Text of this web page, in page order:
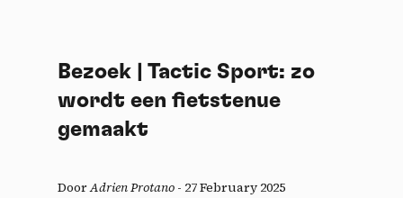
Bezoek | Tactic Sport: zo
wordt een fietstenue
gemaakt
DoorAdrien Protano - 27 February 2025